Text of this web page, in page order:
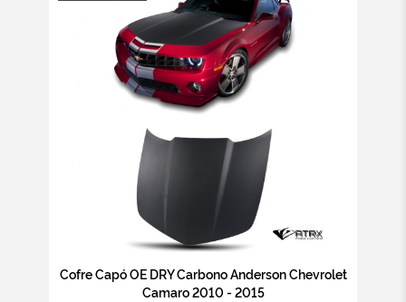
Cofre Capó OE DRY Carbono Anderson Chevrolet
Camaro 2010 - 2015